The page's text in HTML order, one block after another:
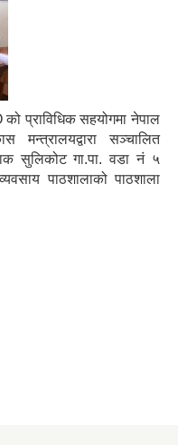
प्राविधिक सहयोगमा नेपाल
सञ्चालित
सुलिकोट गा.पा. वडा नं ५
पाठशालाको पाठशाला